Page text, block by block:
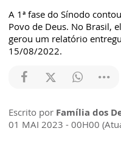
A 1ª fase do Sínodo
Povo de Deus. No Brasil,
gerou um relatório
15/08/2022.
Escrito por Família dos
01 MAI 2023 - 00H00